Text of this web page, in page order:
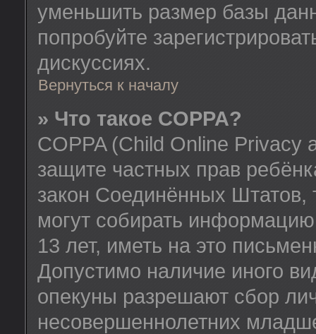
уменьшить размер базы
попробуйте
дискуссиях.
Вернуться к началу
» Что такое COPPA?
COPPA (Child Online Privacy
защите частных прав
закон Соединённых Штатов,
могут собирать
13 лет, иметь на это
Допустимо наличие иного
опекуны разрешают сбор
несовершеннолетних